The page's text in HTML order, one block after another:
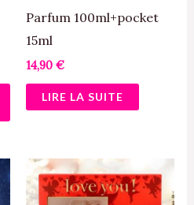
Parfum 100ml+pocket
15ml
14,90 €
LIRE LA SUITE